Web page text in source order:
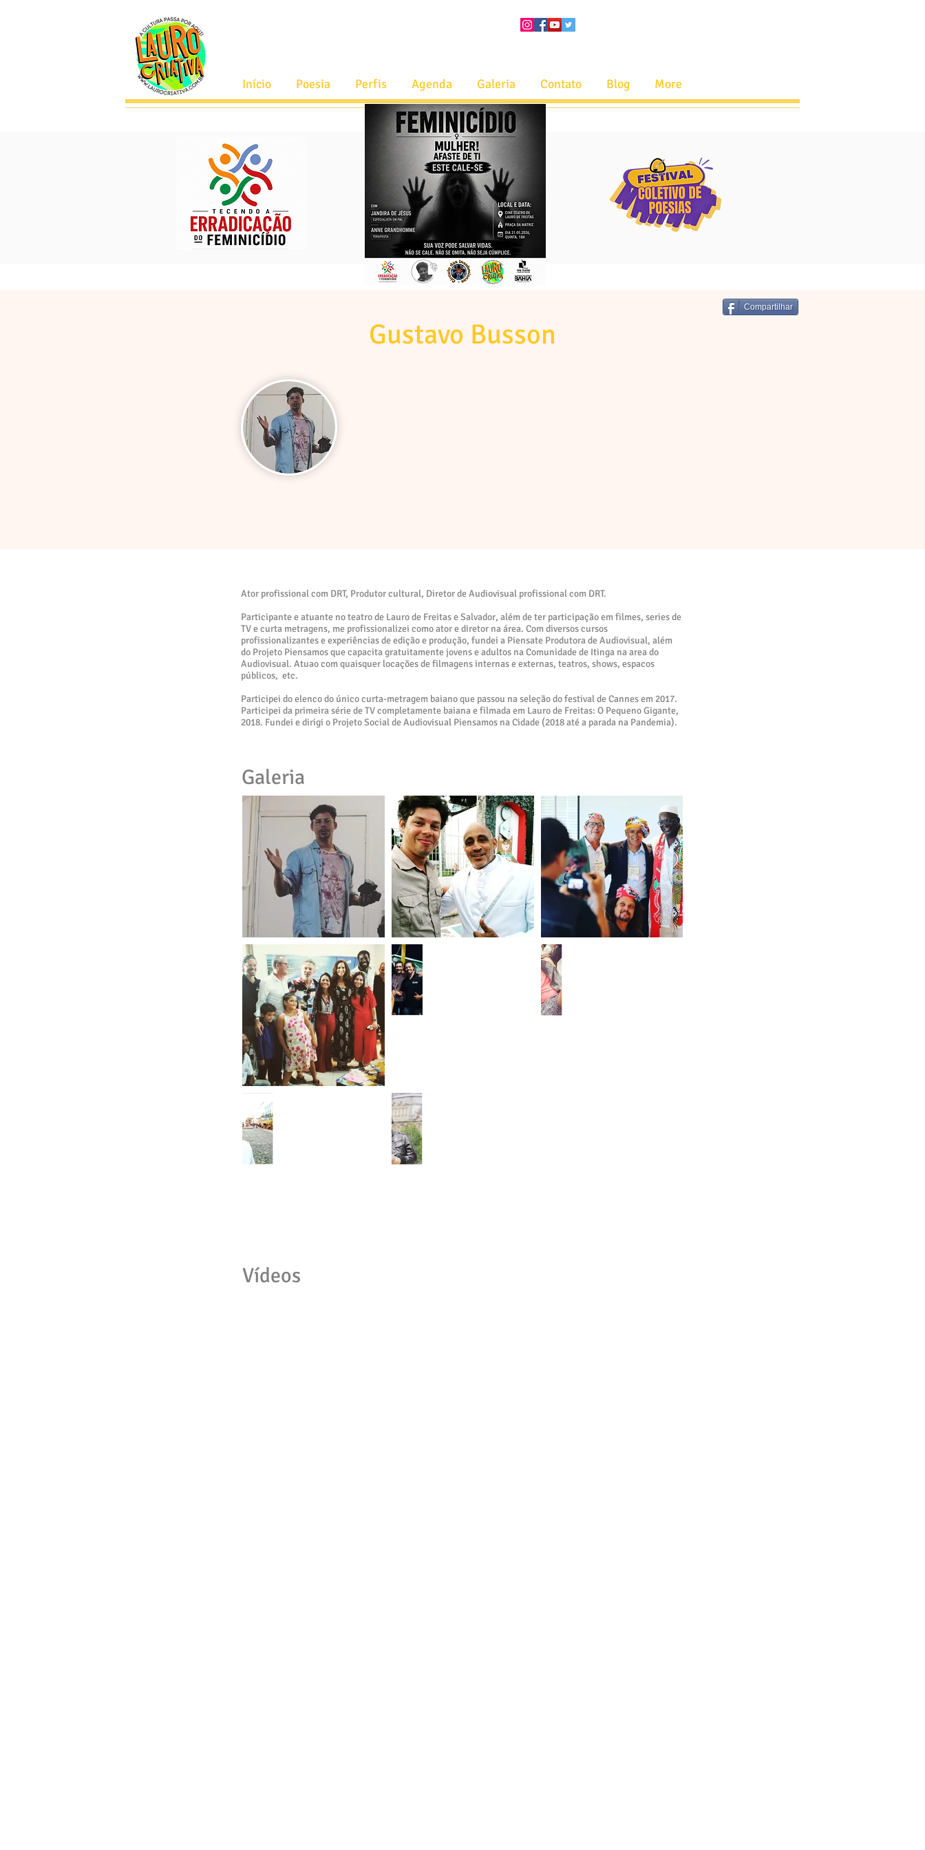
Início Poesia Perfis Agenda Galeria Contato Blog More
Compartilhar
Gustavo Busson
Ator profissional com DRT, Produtor cultural, Diretor de Audiovisual profissional com DRT.
Participante e atuante no teatro de Lauro de Freitas e Salvador, além de ter participação em filmes, series de
TV e curta metragens, me profissionalizei como ator e diretor na área. Com diversos cursos
profissionalizantes e experiências de edição e produção, fundei a Piensate Produtora de Audiovisual, além
do Projeto Piensamos que capacita gratuitamente jovens e adultos na Comunidade de Itinga na area do
Audiovisual. Atuao com quaisquer locações de filmagens internas e externas, teatros, shows, espacos
públicos, etc.
Participei do elenco do único curta-metragem baiano que passou na seleção do festival de Cannes em 2017.
Participei da primeira série de TV completamente baiana e filmada em Lauro de Freitas: O Pequeno Gigante,
2018. Fundei e dirigi o Projeto Social de Audiovisual Piensamos na Cidade (2018 até a parada na Pandemia).
Galeria
Vídeos